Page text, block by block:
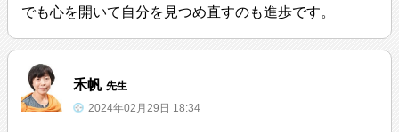
でも心を開いて自分を見つめ直すのも進歩です。
禾帆 先生
2024年02月29日 18:34